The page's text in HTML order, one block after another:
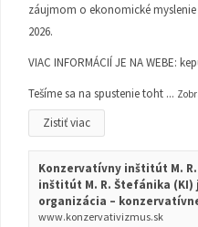
záujmom o ekonomické
2026.
VIAC INFORMÁCIÍ JE NA WEBE:
Tešíme sa na spustenie toht ...
Zistiť viac
Konzervatívny inštitút M.
inštitút M. R. Štefánika
organizácia –
www.konzervativizmus.sk